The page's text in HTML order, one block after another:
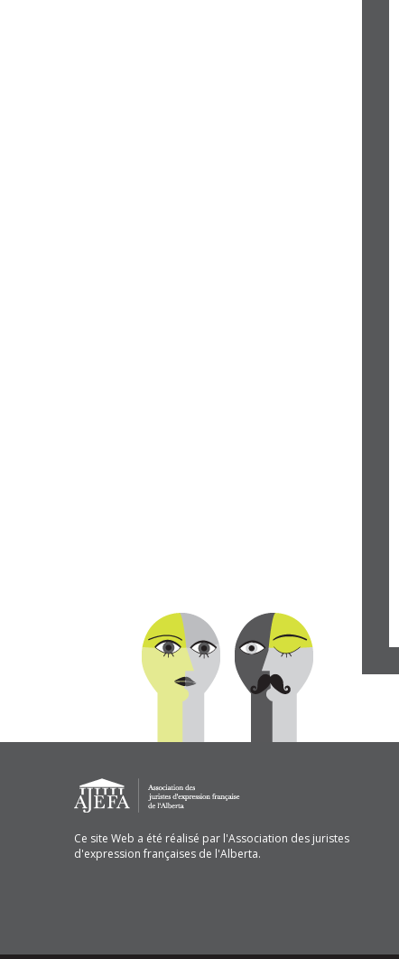
Ce site Web a été réalisé par l'Association des juristes
d'expression françaises de l'Alberta.